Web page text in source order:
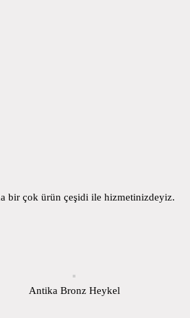
bir çok ürün çeşidi ile hizmetinizdeyiz.
Antika Bronz Heykel